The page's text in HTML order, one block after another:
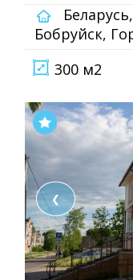
Бобруйск,
300 м2
❮